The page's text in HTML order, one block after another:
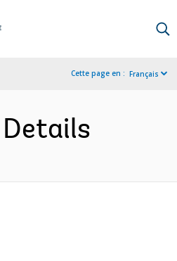
Cette page en : Français